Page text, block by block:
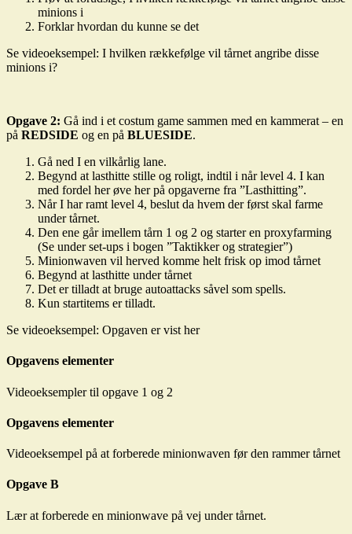
minions i
Forklar hvordan du kunne se det
Se videoeksempel: I hvilken rækkefølge vil tårnet angribe disse
minions i?
Opgave 2: Gå ind i et costum game sammen med en kammerat – en
på REDSIDE og en på BLUESIDE.
Gå ned I en vilkårlig lane.
Begynd at lasthitte stille og roligt, indtil i når level 4. I kan
med fordel her øve her på opgaverne fra ”Lasthitting”.
Når I har ramt level 4, beslut da hvem der først skal farme
under tårnet.
Den ene går imellem tårn 1 og 2 og starter en proxyfarming
(Se under set-ups i bogen ”Taktikker og strategier”)
Minionwaven vil herved komme helt frisk op imod tårnet
Begynd at lasthitte under tårnet
Det er tilladt at bruge autoattacks såvel som spells.
Kun startitems er tilladt.
Se videoeksempel: Opgaven er vist her
Opgavens elementer
Videoeksempler til opgave 1 og 2
Opgavens elementer
Videoeksempel på at forberede minionwaven før den rammer tårnet
Opgave B
Lær at forberede en minionwave på vej under tårnet.